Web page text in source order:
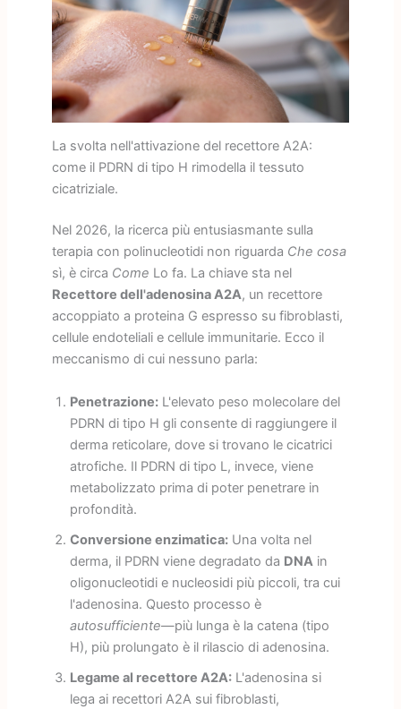
La svolta nell'attivazione del recettore A2A:
come il PDRN di tipo H rimodella il tessuto
cicatriziale.
Nel 2026, la ricerca più entusiasmante sulla
terapia con polinucleotidi non riguarda Che cosa
sì, è circa Come Lo fa. La chiave sta nel
Recettore dell'adenosina A2A, un recettore
accoppiato a proteina G espresso su fibroblasti,
cellule endoteliali e cellule immunitarie. Ecco il
meccanismo di cui nessuno parla:
Penetrazione:L'elevato peso molecolare del
PDRN di tipo H gli consente di raggiungere il
derma reticolare, dove si trovano le cicatrici
atrofiche. Il PDRN di tipo L, invece, viene
metabolizzato prima di poter penetrare in
profondità.
Conversione enzimatica:Una volta nel
derma, il PDRN viene degradato da DNAin
oligonucleotidi e nucleosidi più piccoli, tra cui
l'adenosina. Questo processo è
autosufficiente—più lunga è la catena (tipo
H), più prolungato è il rilascio di adenosina.
Legame al recettore A2A:L'adenosina si
lega ai recettori A2A sui fibroblasti,